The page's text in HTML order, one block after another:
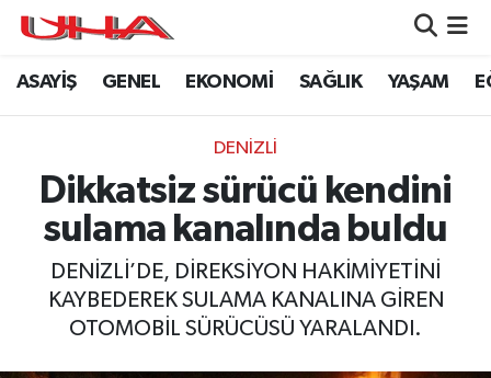
ASAYİŞ GENEL EKONOMİ SAĞLIK YAŞAM
DENİZLİ
Dikkatsiz sürücü kendini
sulama kanalında buldu
DENİZLİ’DE, DİREKSİYON HAKİMİYETİNİ
KAYBEDEREK SULAMA KANALINA GİREN
OTOMOBİL SÜRÜCÜSÜ YARALANDI.
ASAYİŞ
GENEL
SAĞLIK
Nöbetçi Eczaneler
Namaz Vakitleri
Puan Durumu ve Fikstür